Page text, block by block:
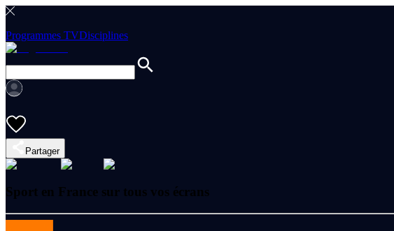
Programmes TVDisciplines
Partager
Sport en France sur tous vos écrans